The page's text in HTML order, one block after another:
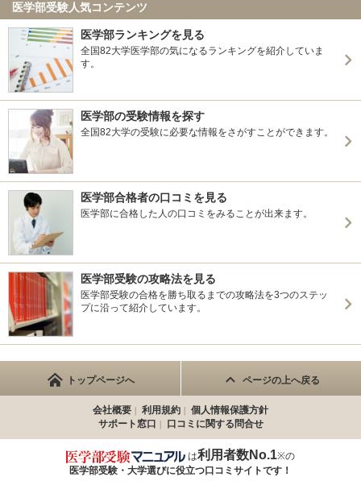
医学部受験人気コンテンツ
医学部ランキングを見る
全国82大学医学部の気になるランキングを紹介していま
す。
医学部の受験情報を探す
全国82大学の受験に必要な情報をさがすことができます。
医学部合格者の口コミを見る
医学部に合格した人の口コミをみることが出来ます。
医学部受験の攻略法を見る
医学部受験の合格を勝ち取るまでの攻略法を3つのステッ
プに沿って紹介しています。
トップページへ ページの上へ戻る
会社概要 利用規約
個人情報保護方針
サポート窓口
口コミに関する問合せ
は利用者数No.1※の
医学部受験・大学選びに役立つ口コミサイトです！